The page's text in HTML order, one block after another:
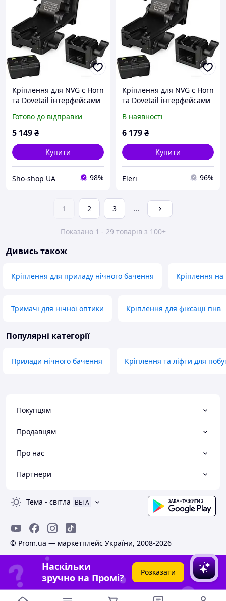
Кріплення для NVG c Horn
та Dovetail інтерфейсами
Norotos CL24-0237
(Чорний)
Готово до відправки
5 149₴
Купити
Sho-shop UA 98%
Кріплення для NVG c Horn
та Dovetail інтерфейсами
Norotos CL24-0237
(Чорний)
В наявності
6 179₴
Купити
Eleri 96%
1 2 3 ...
Показано 1 - 29 товарів з 100+
Дивись також
Кріплення для приладу нічного бачення Кріплення
Тримачі для нічної оптики Кріплення для фіксації пнв
Популярні категорії
Прилади нічного бачення Кріплення та ліфти для
Покупцям
Продавцям
Про нас
Партнери
Тема - світла BETA
© Prom.ua — маркетплейс України, 2008-2026
Наскільки
зручно на Промі?
Розказати